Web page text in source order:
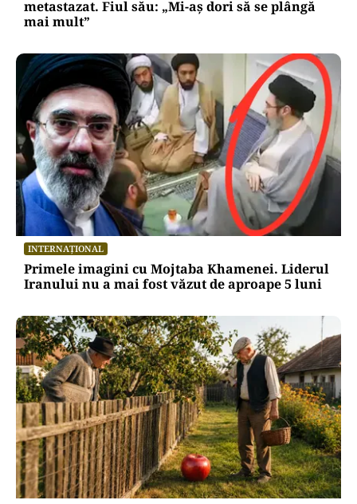
metastazat. Fiul său: „Mi-aș dori să se plângă
mai mult”
INTERNAȚIONAL
Primele imagini cu Mojtaba Khamenei. Liderul
Iranului nu a mai fost văzut de aproape 5 luni